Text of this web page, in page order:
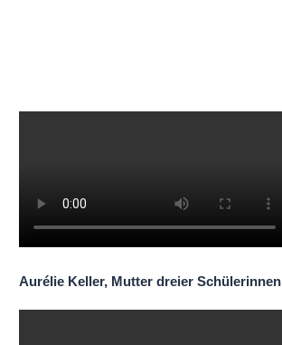
Aurélie Keller, Mutter dreier Schülerinnen